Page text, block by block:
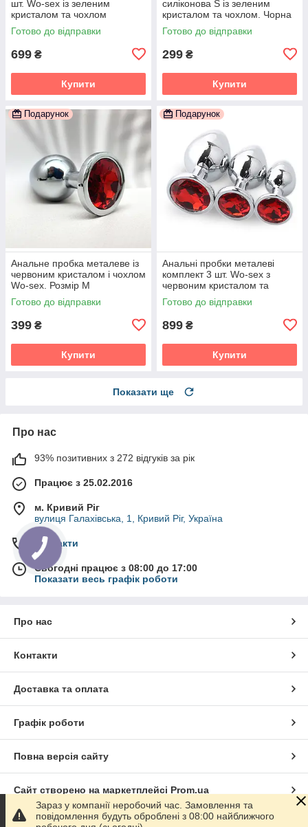
шт. Wo-sex із зеленим
кристалом та чохлом
Готово до відправки
699 ₴
Купити
силіконова S із зеленим
кристалом та чохлом. Чорна
Готово до відправки
299 ₴
Купити
Подарунок
Анальне пробка металеве із
червоним кристалом і чохлом
Wo-sex. Розмір М
Готово до відправки
399 ₴
Купити
Подарунок
Анальні пробки металеві
комплект 3 шт. Wo-sex з
червоним кристалом та
чохлом
Готово до відправки
899 ₴
Купити
Показати ще
Про нас
93% позитивних з 272 відгуків за рік
Працює з 25.02.2016
м. Кривий Ріг
вулиця Галахівська, 1, Кривий Ріг, Україна
Контакти
Сьогодні працює з 08:00 до 17:00
Показати весь графік роботи
Про нас
Контакти
Доставка та оплата
Графік роботи
Повна версія сайту
Сайт створено на маркетплейсі Prom.ua
Політика конфіденційності
Зараз у компанії неробочий час. Замовлення та
повідомлення будуть оброблені з 08:00 найближчого